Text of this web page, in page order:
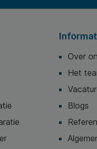
Over
Het
Blogs